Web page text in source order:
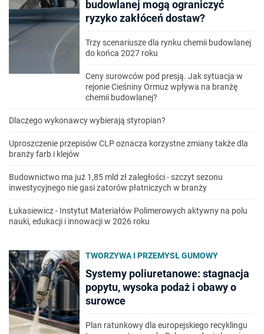
budowlanej mogą ograniczyć
ryzyko zakłóceń dostaw?
Trzy scenariusze dla rynku chemii budowlanej
do końca 2027 roku
Ceny surowców pod presją. Jak sytuacja w
rejonie Cieśniny Ormuz wpływa na branżę
chemii budowlanej?
Dlaczego wykonawcy wybierają styropian?
Uproszczenie przepisów CLP oznacza korzystne zmiany także dla
branży farb i klejów
Budownictwo ma już 1,85 mld zł zaległości - szczyt sezonu
inwestycyjnego nie gasi zatorów płatniczych w branży
Łukasiewicz - Instytut Materiałów Polimerowych aktywny na polu
nauki, edukacji i innowacji w 2026 roku
TWORZYWA I PRZEMYSŁ GUMOWY
Systemy poliuretanowe: stagnacja
popytu, wysoka podaż i obawy o
surowce
Plan ratunkowy dla europejskiego recyklingu